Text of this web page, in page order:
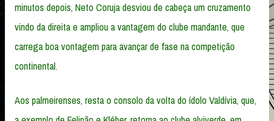
minutos depois, Neto Coruja desviou de cabeça um cruzamento
vindo da direita e ampliou a vantagem do clube mandante, que
carrega boa vontagem para avançar de fase na competição
continental.
Aos palmeirenses, resta o consolo da volta do ídolo Valdívia, que,